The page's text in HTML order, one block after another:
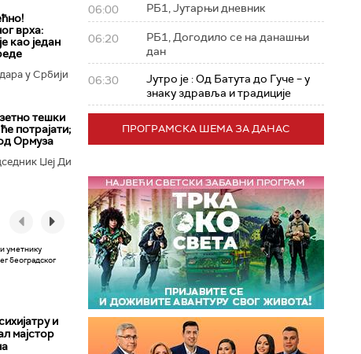
врха:
као један
у Србији
тешки
потрајати;
Ормуза
Џеј Ди
и
мајстор
06:00 РБ1, Јутарњи дневник
06:20
РБ1, Догодило се на данашњи
дан
06:30
Јутро је : Од Батута до Гуче – у
знаку здравља и традиције
ПРОГРАМСКА ШЕМА ЗА ДАНАС